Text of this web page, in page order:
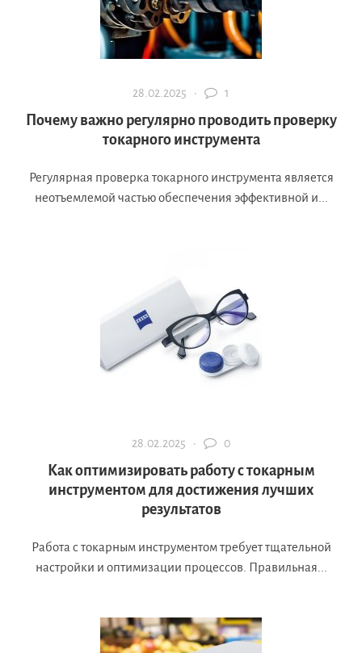
28.02.2025 · 1
Почему важно регулярно проводить проверку
токарного инструмента
Регулярная проверка токарного инструмента является
неотъемлемой частью обеспечения эффективной и...
28.02.2025 · 0
Как оптимизировать работу с токарным
инструментом для достижения лучших
результатов
Работа с токарным инструментом требует тщательной
настройки и оптимизации процессов. Правильная...